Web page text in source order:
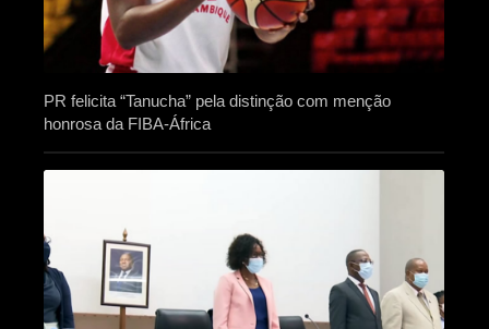
PR felicita “Tanucha” pela distinção com menção
honrosa da FIBA-África